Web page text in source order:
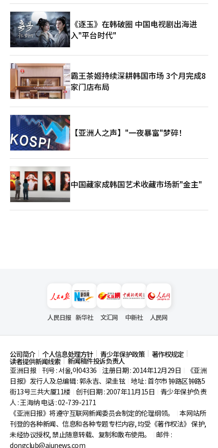
《逐玉》在韩破圈 中国电视剧出海进
入"平台时代"
霸王茶姬持续深耕韩国市场 3个月完成8
家门店布局
【亚洲人之声】"一夜暴富"梦碎！
中国藏家成韩国艺术收藏市场新"金主"
人民日报 新华社 文汇网 中新社 人民网
公司简介 个人信息处理方针 青少年保护政策 著作权规定
读者提供新闻线索
新闻稿件投诉负责人
亚洲日报
刊号 : 서울,아04336 注册日期 : 2014年12月29日
《亚洲
日报》发行人及总编辑 : 郭永吉、梁圭铉 地址 : 首尔市钟路区钟路5
街13号三共大厦11楼 创刊日期 : 2007年11月15日
青少年保护负责
人 : 王海纳 电话 : 02-739-2171
《亚洲日报》将遵守互联网新闻委员会制定的伦理纲领。
本网站所
刊登的各种新闻、信息和各种专题专栏内容, 均受《著作权法》 保护,
未经协议授权, 禁止随意转载、复制和散布使用。
邮件 :
dongclub@ajunews.com